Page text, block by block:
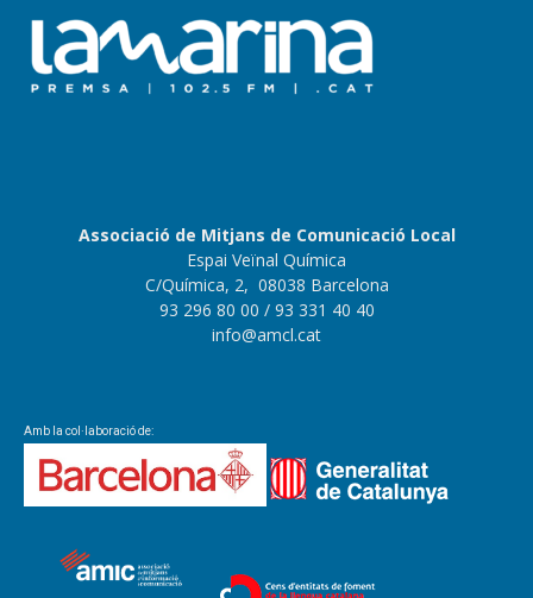
Associació de Mitjans de Comunicació Local
Espai Veïnal Química
C/Química, 2, 08038 Barcelona
93 296 80 00 / 93 331 40 40
info@amcl.cat
Amb la col·laboració de: